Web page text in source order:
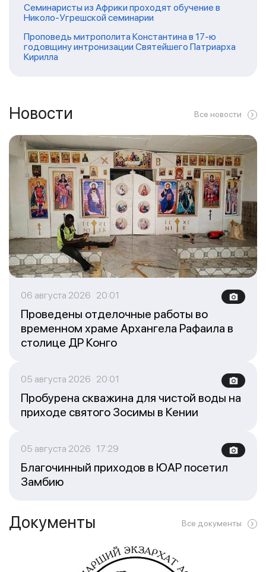
Семинаристы из Африки проходят обучение в
Николо-Угрешской семинарии
Проповедь митрополита Константина в 17-ю
годовщину интронизации Святейшего Патриарха
Кирилла
Новости Все новости
06 августа 2026 20:01
Проведены отделочные работы во
временном храме Архангела Рафаила в
столице ДР Конго
05 августа 2026 20:01
Пробурена скважина для чистой воды на
приходе святого Зосимы в Кении
05 августа 2026 17:29
Благочинный приходов в ЮАР посетил
Замбию
Документы Все документы